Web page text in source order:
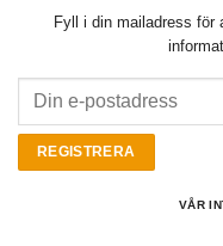
Fyll i din mailadress för
VÅR